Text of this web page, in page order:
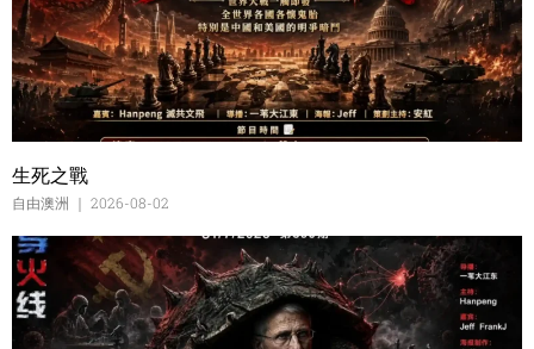
生死之戰
自由澳洲 2026-08-02